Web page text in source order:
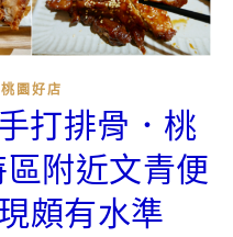
桃園好店
打排骨．桃
附近文青便
頗有水準